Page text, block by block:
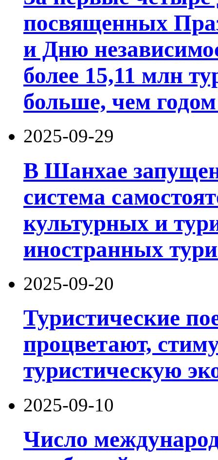
посвященных
и Дню
более 15,11 млн
больше, чем
2025-09-29
В Шанхае
система
культурных и
иностранных
2025-09-20
Туристические
процветают,
туристическую
2025-09-10
Число